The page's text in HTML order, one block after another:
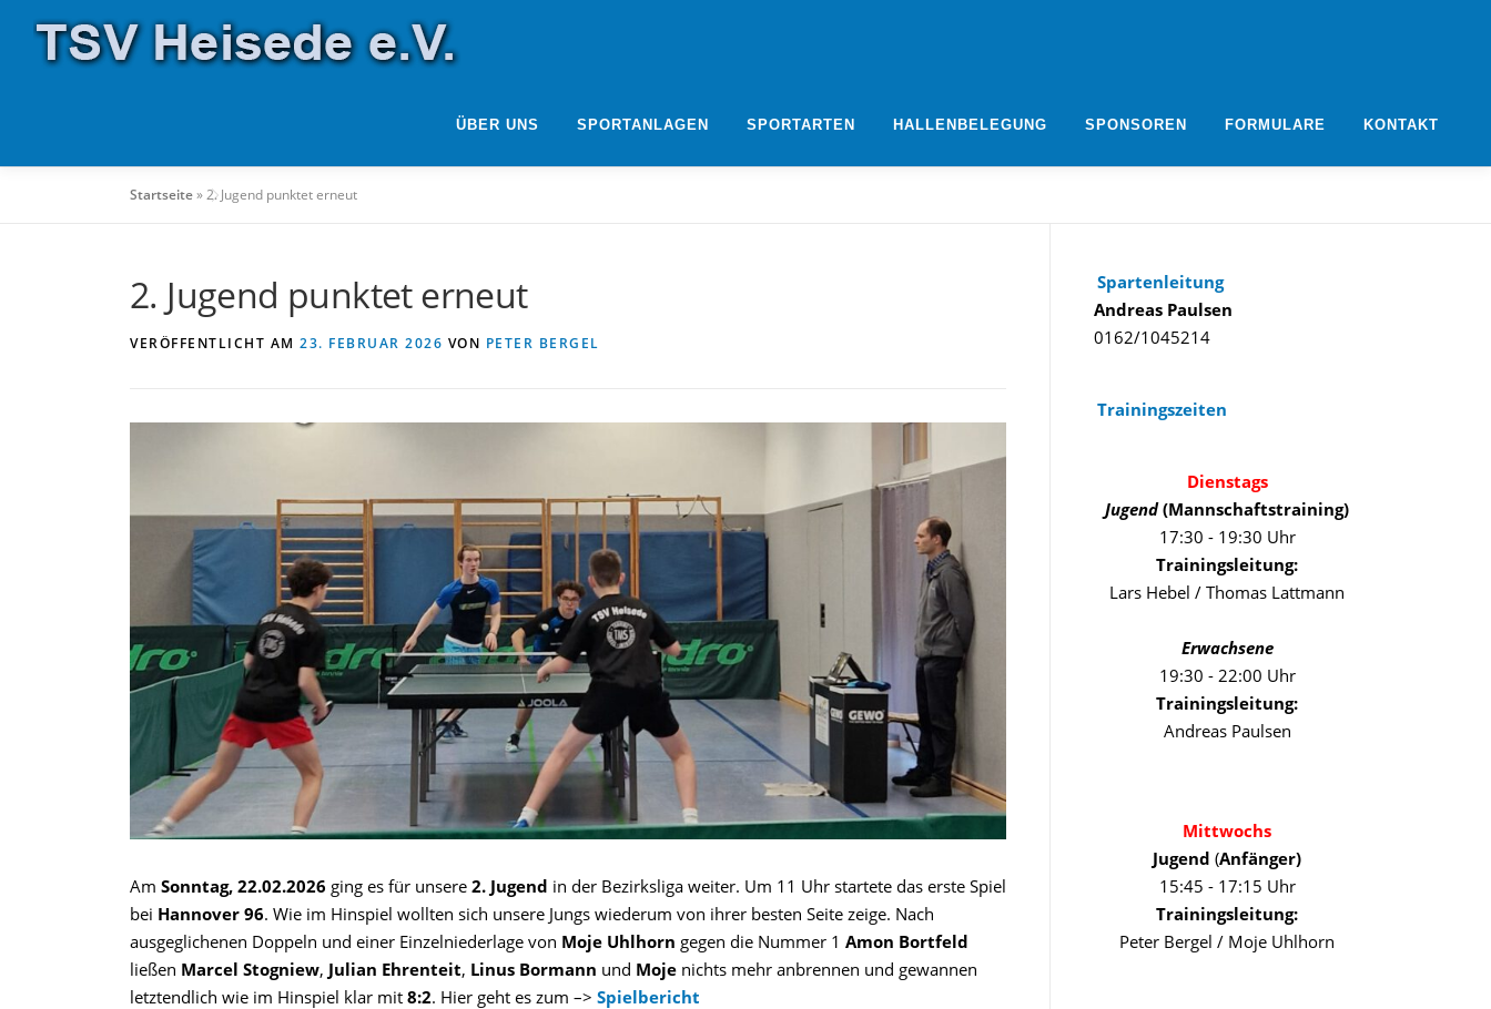
Inhalt
springen
ÜBER UNS SPORTANLAGEN SPORTARTEN HALLENBELEGUNG SPONSOREN FORMULARE KONTAKT
Startseite»2. Jugend punktet erneut
2. Jugend punktet erneut
VERÖFFENTLICHT AM 23. FEBRUAR 2026 VON PETER BERGEL
Am Sonntag, 22.02.2026 ging es für unsere 2. Jugend in der Bezirksliga weiter. Um 11 Uhr startete das erste Spiel
bei Hannover 96. Wie im Hinspiel wollten sich unsere Jungs wiederum von ihrer besten Seite zeige. Nach
ausgeglichenen Doppeln und einer Einzelniederlage von Moje Uhlhorn gegen die Nummer 1 Amon Bortfeld
ließen Marcel Stogniew, Julian Ehrenteit, Linus Bormann und Moje nichts mehr anbrennen und gewannen
letztendlich wie im Hinspiel klar mit 8:2. Hier geht es zum –> Spielbericht
Spartenleitung
Andreas Paulsen
0162/1045214
Trainingszeiten
Dienstags
Jugend(Mannschaftstraining)
17:30 - 19:30 Uhr
Trainingsleitung:
Lars Hebel / Thomas Lattmann
Erwachsene
19:30 - 22:00 Uhr
Trainingsleitung:
Andreas Paulsen
Mittwochs
Jugend (Anfänger)
15:45 - 17:15 Uhr
Trainingsleitung:
Peter Bergel / Moje Uhlhorn